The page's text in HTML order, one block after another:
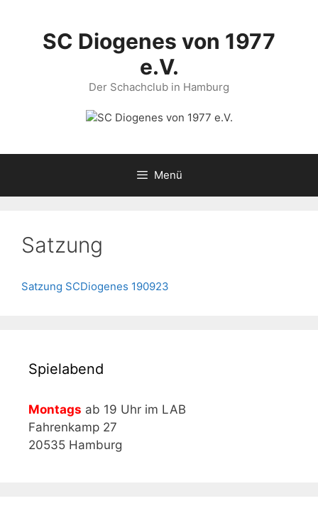
springenSC Diogenes von 1977
e.V.
Der Schachclub in Hamburg
Menü
Satzung
Satzung SCDiogenes 190923
Spielabend
Montags ab 19 Uhr im LAB
Fahrenkamp 27
20535 Hamburg